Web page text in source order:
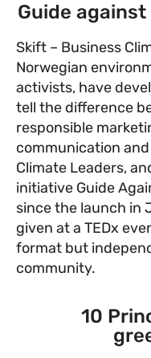
Guide
Skift – Business
Norwegian
activists, have
tell the difference
responsible
communication
Climate Leaders,
initiative Guide
since the launch in
given at a TEDx
format but
community.
10